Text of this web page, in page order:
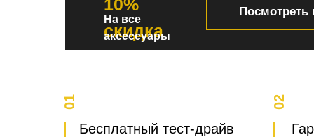
Посмотреть
10%
скидка
На все
аксессуары
Бесплатный тест-драйв
01 02